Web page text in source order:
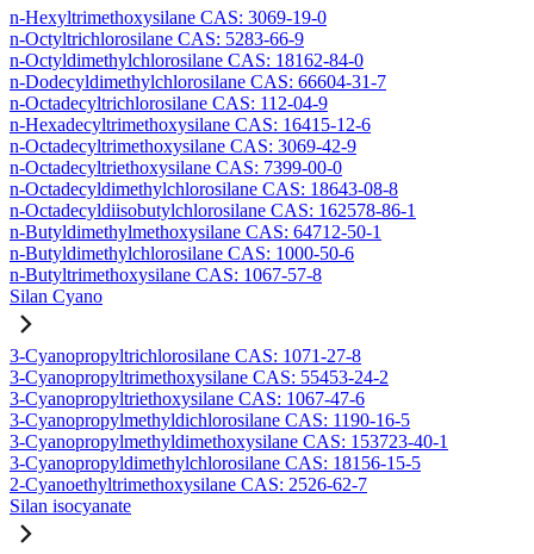
n-Hexyltrimethoxysilane CAS: 3069-19-0
n-Octyltrichlorosilane CAS: 5283-66-9
n-Octyldimethylchlorosilane CAS: 18162-84-0
n-Dodecyldimethylchlorosilane CAS: 66604-31-7
n-Octadecyltrichlorosilane CAS: 112-04-9
n-Hexadecyltrimethoxysilane CAS: 16415-12-6
n-Octadecyltrimethoxysilane CAS: 3069-42-9
n-Octadecyltriethoxysilane CAS: 7399-00-0
n-Octadecyldimethylchlorosilane CAS: 18643-08-8
n-Octadecyldiisobutylchlorosilane CAS: 162578-86-1
n-Butyldimethylmethoxysilane CAS: 64712-50-1
n-Butyldimethylchlorosilane CAS: 1000-50-6
n-Butyltrimethoxysilane CAS: 1067-57-8
Silan Cyano
3-Cyanopropyltrichlorosilane CAS: 1071-27-8
3-Cyanopropyltrimethoxysilane CAS: 55453-24-2
3-Cyanopropyltriethoxysilane CAS: 1067-47-6
3-Cyanopropylmethyldichlorosilane CAS: 1190-16-5
3-Cyanopropylmethyldimethoxysilane CAS: 153723-40-1
3-Cyanopropyldimethylchlorosilane CAS: 18156-15-5
2-Cyanoethyltrimethoxysilane CAS: 2526-62-7
Silan isocyanate